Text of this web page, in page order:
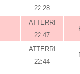
22:28
ATTERRI
22:47
ATTERRI
22:44